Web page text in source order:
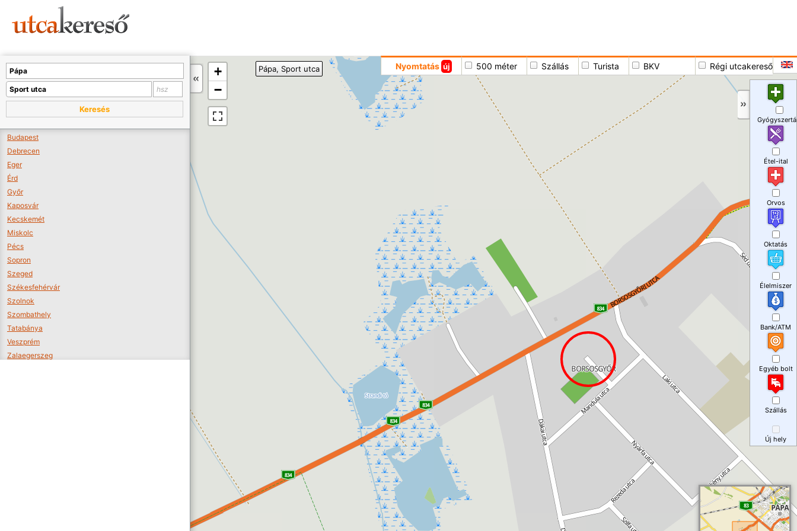
+
−
Nyomtatás új 500 méter Szállás Turista BKV Régi utcakereső
Pápa, Sport utca
Keresés
Budapest
Debrecen
Eger
Érd
Győr
Kaposvár
Kecskemét
Miskolc
Pécs
Sopron
Szeged
Székesfehérvár
Szolnok
Szombathely
Tatabánya
Veszprém
Zalaegerszeg
Étel-ital
Orvos
Oktatás
Élelmiszer
Bank/ATM
Egyéb bolt
Szállás
Új hely
A térképet kicsinyíteni kell, hogy látszódjanak a boltok.
Boltok látszódjanak >>